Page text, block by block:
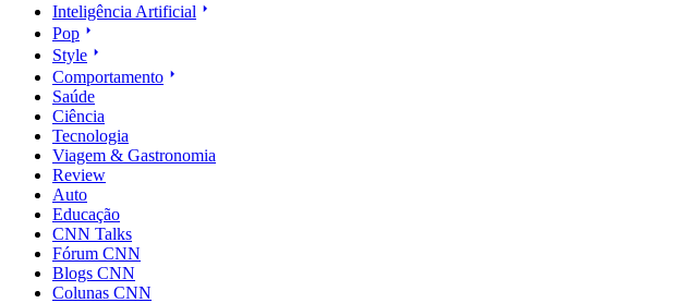
Inteligência Artificial
Pop
Style
Comportamento
Saúde
Ciência
Tecnologia
Viagem & Gastronomia
Review
Auto
Educação
CNN Talks
Fórum CNN
Blogs CNN
Colunas CNN